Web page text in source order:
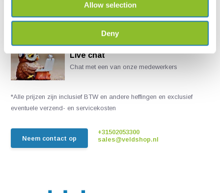
Allow selection
Deny
Live chat
Chat met een van onze medewerkers
*Alle prijzen zijn inclusief BTW en andere heffingen en exclusief
eventuele verzend- en servicekosten
Neem contact op
+31502053300
sales@veldshop.nl